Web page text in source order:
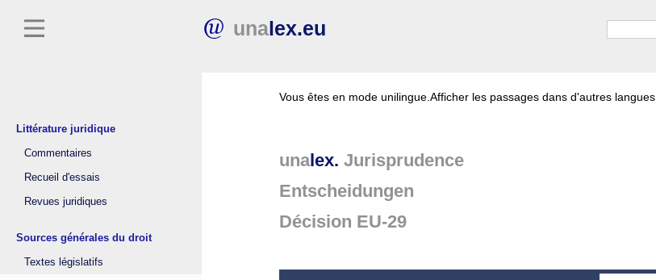
unalex.eu
Littérature juridique
Commentaires
Recueil d'essais
Revues juridiques
Sources générales du droit
Textes législatifs
Vous êtes en mode unilingue.Afficher les passages dans d'autres langues.
unalex. Jurisprudence
Entscheidungen
Décision EU-29